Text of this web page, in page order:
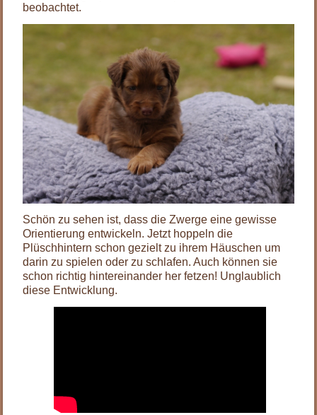
beobachtet.
Schön zu sehen ist, dass die Zwerge eine gewisse
Orientierung entwickeln. Jetzt hoppeln die
Plüschhintern schon gezielt zu ihrem Häuschen um
darin zu spielen oder zu schlafen. Auch können sie
schon richtig hintereinander her fetzen! Unglaublich
diese Entwicklung.